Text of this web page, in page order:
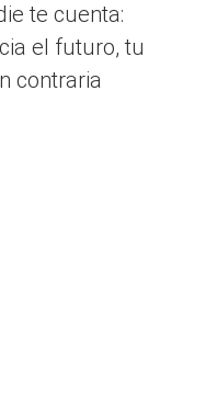
te cuenta:
el futuro, tu
contraria